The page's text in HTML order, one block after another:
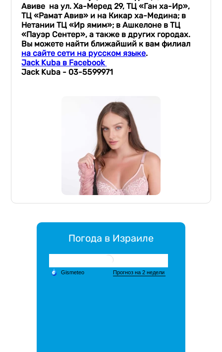
Авиве на ул. Ха-Меред 29, ТЦ «Ган ха-Ир»,
ТЦ «Рамат Авив» и на Кикар ха-Медина; в
Нетании ТЦ «Ир ямим»; в Ашкелоне в ТЦ
«Пауэр Сентер», а также в других городах.
Вы можете найти ближайший к вам филиал
насайте сети на русском языке.
Jack Kubа в Facebook
Jack Kuba - 03-5599971
Погода в Израиле